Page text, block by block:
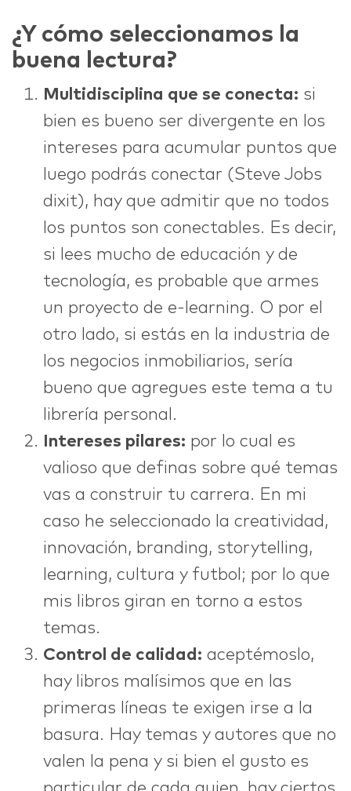
¿Y cómo seleccionamos la
buena lectura?
Multidisciplina que se conecta: si
bien es bueno ser divergente en los
intereses para acumular puntos que
luego podrás conectar (Steve Jobs
dixit), hay que admitir que no todos
los puntos son conectables. Es decir,
si lees mucho de educación y de
tecnología, es probable que armes
un proyecto de e-learning. O por el
otro lado, si estás en la industria de
los negocios inmobiliarios, sería
bueno que agregues este tema a tu
librería personal.
Intereses pilares: por lo cual es
valioso que definas sobre qué temas
vas a construir tu carrera. En mi
caso he seleccionado la creatividad,
innovación, branding, storytelling,
learning, cultura y futbol; por lo que
mis libros giran en torno a estos
temas.
Control de calidad: aceptémoslo,
hay libros malísimos que en las
primeras líneas te exigen irse a la
basura. Hay temas y autores que no
valen la pena y si bien el gusto es